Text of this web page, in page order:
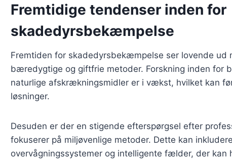
Fremtidige tendenser inden for
skadedyrsbekæmpelse
Fremtiden for skadedyrsbekæmpelse ser lovende ud
bæredygtige og giftfrie metoder. Forskning inden for
naturlige afskrækningsmidler er i vækst, hvilket kan
løsninger.
Desuden er der en stigende efterspørgsel efter
fokuserer på miljøvenlige metoder. Dette kan
overvågningssystemer og intelligente fælder, der